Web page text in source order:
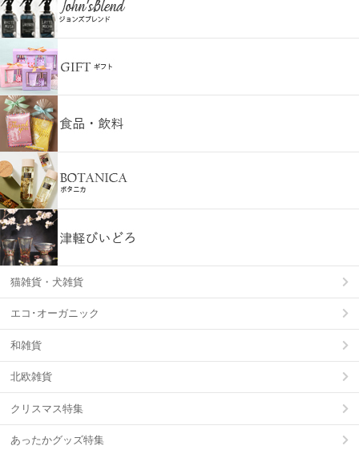
猫雑貨・犬雑貨
エコ･オーガニック
和雑貨
北欧雑貨
クリスマス特集
あったかグッズ特集